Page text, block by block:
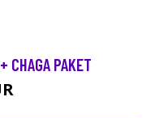
CHAGA PAKET